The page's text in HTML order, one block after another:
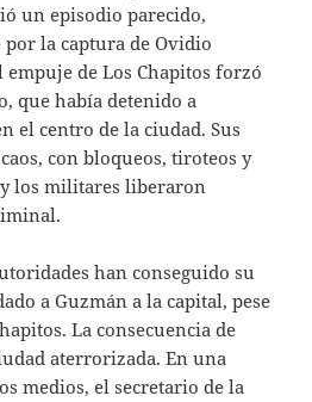
un episodio parecido,
la captura de Ovidio
empuje de Los Chapitos forzó
que había detenido a
el centro de la ciudad. Sus
con bloqueos, tiroteos y
los militares liberaron
han conseguido su
a Guzmán a la capital, pese
La consecuencia de
aterrorizada. En una
medios, el secretario de la